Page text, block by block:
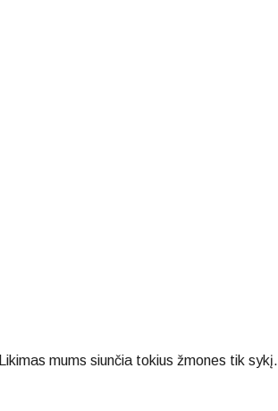
mums siunčia tokius žmones tik sykį.